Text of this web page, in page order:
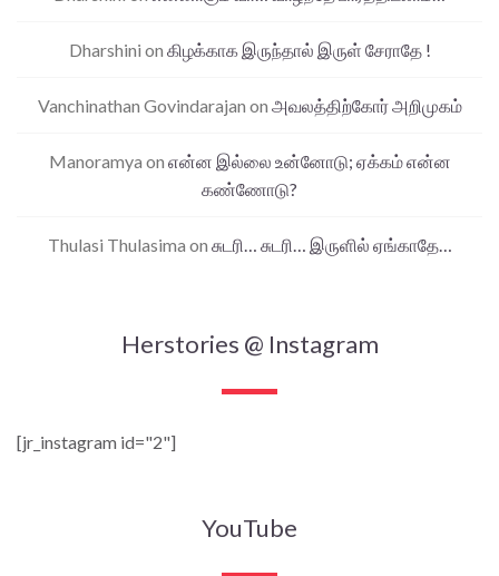
Dharshini on கிழக்காக இருந்தால் இருள் சேராதே !
Vanchinathan Govindarajan on அவலத்திற்கோர் அறிமுகம்
Manoramya on என்ன இல்லை உன்னோடு; ஏக்கம் என்ன
கண்ணோடு?
Thulasi Thulasima on சுடரி… சுடரி… இருளில் ஏங்காதே…
Herstories @ Instagram
[jr_instagram id="2"]
YouTube